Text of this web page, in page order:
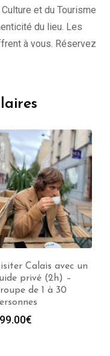
et du Tourisme
du lieu. Les
à vous. Réservez
Amiens avec
guide privé (2h) –
de 1 à 30
€